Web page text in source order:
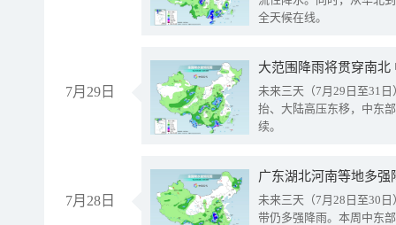
全天候在线。
7月29日
大范围降雨将贯穿南
未来三天（7月29日至31
抬、大陆高压东移，中东
续。
7月28日
广东湖北河南等地多
未来三天（7月28日至30
带仍多强降雨。本周中东